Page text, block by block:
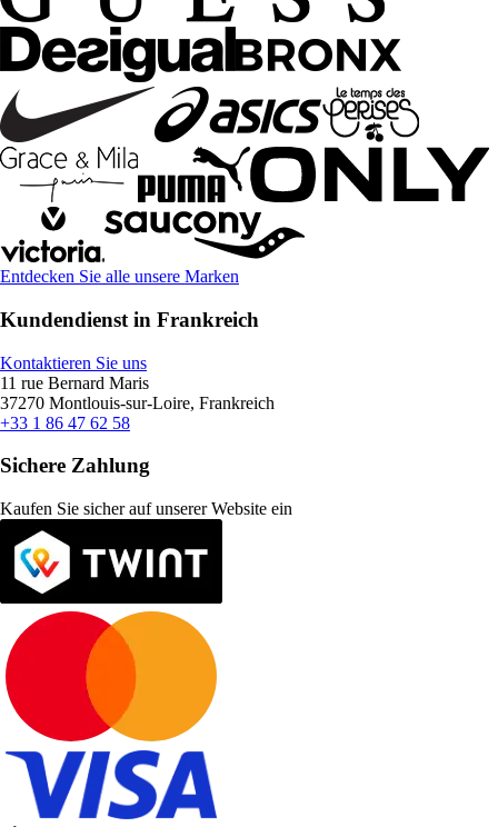
Entdecken Sie alle unsere Marken
Kundendienst in Frankreich
Kontaktieren Sie uns
11 rue Bernard Maris
37270 Montlouis-sur-Loire, Frankreich
+33 1 86 47 62 58
Sichere Zahlung
Kaufen Sie sicher auf unserer Website ein